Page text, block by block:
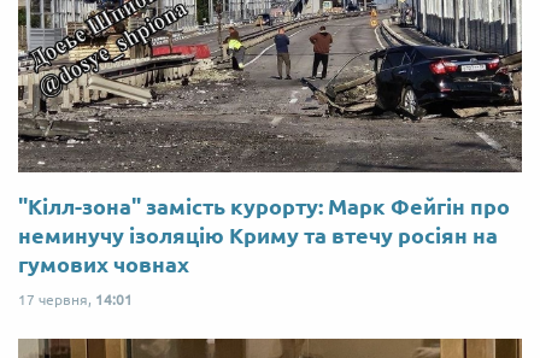
"Кілл-зона" замість курорту: Марк Фейгін про
неминучу ізоляцію Криму та втечу росіян на
гумових човнах
17 червня, 14:01